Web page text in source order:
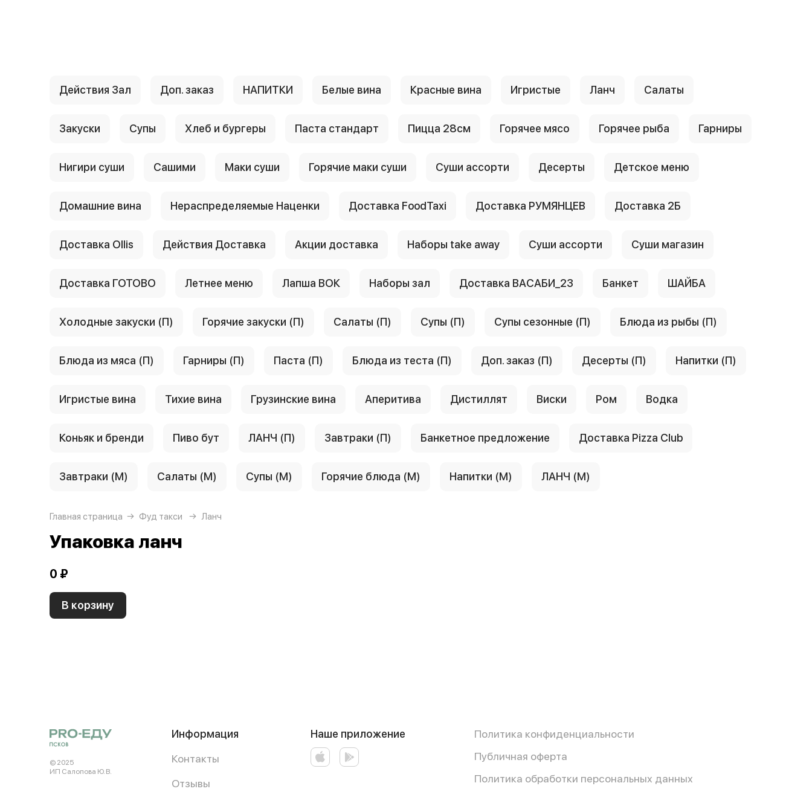
Действия Зал Доп. заказ НАПИТКИ Белые вина Красные вина Игристые Ланч Салаты
Закуски Супы Хлеб и бургеры Паста стандарт Пицца 28см Горячее мясо Горячее рыба Гарниры
Нигири суши Сашими Маки суши Горячие маки суши Суши ассорти Десерты Детское меню
Домашние вина Нераспределяемые Наценки Доставка FoodTaxi Доставка РУМЯНЦЕВ Доставка 2Б
Доставка Ollis Действия Доставка Акции доставка Наборы take away Суши ассорти Суши магазин
Доставка ГОТОВО Летнее меню Лапша ВОК Наборы зал Доставка ВАСАБИ_23 Банкет ШАЙБА
Холодные закуски (П) Горячие закуски (П) Салаты (П) Супы (П) Супы сезонные (П) Блюда из рыбы (П)
Блюда из мяса (П) Гарниры (П) Паста (П) Блюда из теста (П) Доп. заказ (П) Десерты (П) Напитки (П)
Игристые вина Тихие вина Грузинские вина Аперитива Дистиллят Виски Ром Водка
Коньяк и бренди Пиво бут ЛАНЧ (П) Завтраки (П) Банкетное предложение Доставка Pizza Club
Завтраки (М) Салаты (М) Супы (М) Горячие блюда (М) Напитки (М) ЛАНЧ (М)
Главная страница Фуд такси Ланч
Упаковка ланч
0 ₽
В корзину
© 2025
ИП Салопова Ю. В.
Информация
Контакты
Отзывы
Наше приложение
Политика конфиденциальности
Публичная оферта
Политика обработки персональных данных